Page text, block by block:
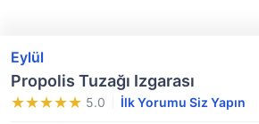
Eylül
Propolis Tuzağı Izgarası
5.0 İlk Yorumu Siz Yapın